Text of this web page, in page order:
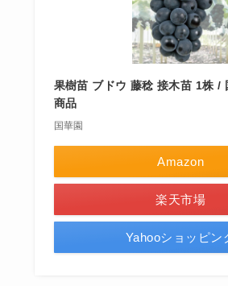
果樹苗 ブドウ 藤稔 接木苗 1株 /
商品
国華園
Amazon
楽天市場
Yahooショッピン